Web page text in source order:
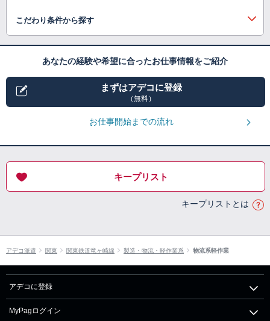
こだわり条件から探す
あなたの経験や希望に合ったお仕事情報をご紹介
まずはアデコに登録
（無料）
お仕事開始までの流れ
キープリスト
キープリストとは
アデコ派遣 関東 関東鉄道竜ヶ崎線 製造・物流・軽作業系 物流系軽作業
アデコに登録
MyPagログイン